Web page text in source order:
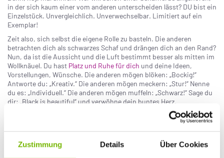
Zustimmung Details Über Cookies
in der sich kaum einer vom anderen unterscheiden lässt? DU bist ein
Einzelstück. Unvergleichlich. Unverwechselbar. Limitiert auf ein
Exemplar!
Zeit also, sich selbst die eigene Rolle zu basteln. Die anderen
betrachten dich als schwarzes Schaf und drängen dich an den Rand?
Nun, da ist die Aussicht und die Luft bestimmt besser als mitten im
Wollknäuel. Du hast Platz und Ruhe für dich und deine Ideen,
Vorstellungen, Wünsche. Die anderen mögen blöken: „Bockig!“
Antworte du: „Kreativ.“ Die anderen mögen meckern: „Stur!“ Nenne
du es: „Individuell.“ Die anderen mögen muffeln: „Schwarz!“ Sage du
dir: „Black is beautiful“ und verwöhne dein buntes Herz.
Ob schwarzes Schaf oder nicht: Das wahre Glück findet man
ohnehin nur in sich selbst. Aber wohl kaum in einer schwarzen